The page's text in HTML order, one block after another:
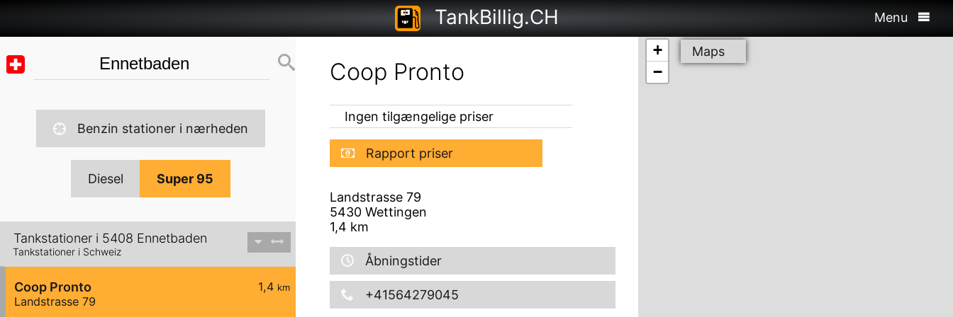
TankBillig.CH Menu
Benzin stationer i nærheden
Diesel Super 95
Tankstationer i 5408 Ennetbaden
Tankstationer i Schweiz
1,4 km
Coop Pronto
Landstrasse 79
Coop Pronto
Ingen tilgængelige priser
Rapport priser
Landstrasse 79
5430 Wettingen
1,4 km
Åbningstider
+41564279045
+
−
Maps